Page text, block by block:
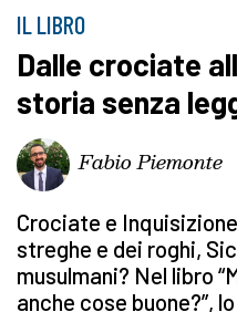
IL LIBRO
Dalle crociate
storia senza
Fabio Piemonte
Crociate e
streghe e dei roghi,
musulmani? Nel libro
anche cose buone?”,